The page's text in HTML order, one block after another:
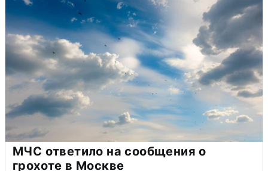
МЧС ответило на сообщения о
грохоте в Москве